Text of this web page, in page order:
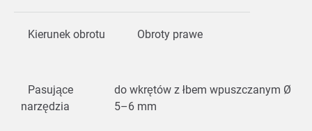
Kierunek obrotu Obroty prawe
Pasujące
narzędzia
do wkrętów z łbem wpuszczanym Ø
5–6 mm